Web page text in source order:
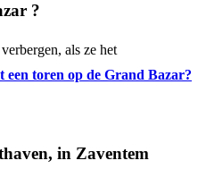
?
als ze het
een toren op de Grand Bazar?
in Zaventem